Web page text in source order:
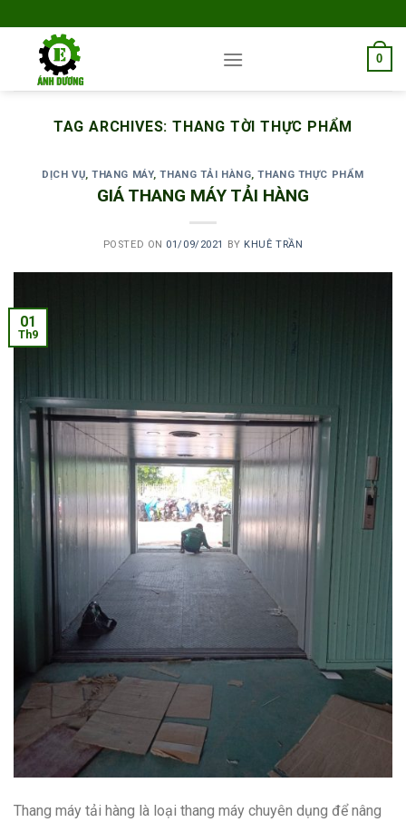
to
content
0
TAG ARCHIVES: THANG TỜI THỰC PHẨM
DỊCH VỤ,THANG MÁY,THANG TẢI HÀNG,THANG THỰC PHẨM
GIÁ THANG MÁY TẢI HÀNG
POSTED ON 01/09/2021 BY KHUÊ TRẦN
01
Th9
Thang máy tải hàng là loại thang máy chuyên dụng để nâng